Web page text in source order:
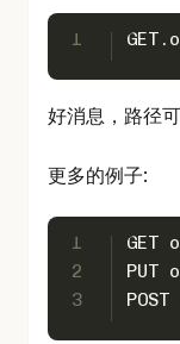
1 GET
好消息，路径
更多的例子:
1
2
3
GET
PUT
POST